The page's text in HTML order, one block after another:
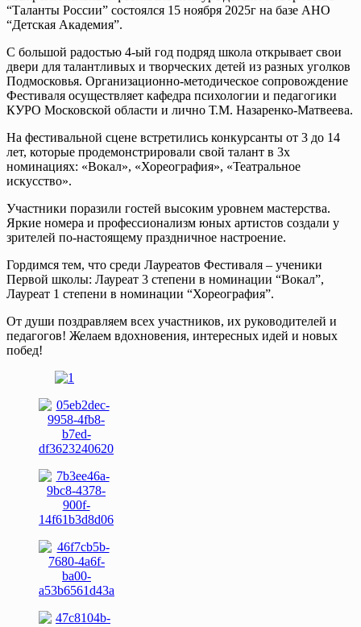
“Таланты России” состоялся 15 ноября 2025г на базе АНО
“Детская Академия”.
С большой радостью 4-ый год подряд школа открывает свои
двери для талантливых и творческих детей из разных уголков
Подмосковья. Организационно-методическое сопровождение
Фестиваля осуществляет кафедра психологии и педагогики
КУРО Московской области и лично Т.М. Назаренко-Матвеева.
На фестивальной сцене встретились конкурсанты от 3 до 14
лет, которые продемонстрировали свой талант в 3х
номинациях: «Вокал», «Хореография», «Театральное
искусство».
Участники поразили гостей высоким уровнем мастерства.
Яркие номера и профессионализм юных артистов создали у
зрителей по-настоящему праздничное настроение.
Гордимся тем, что среди Лауреатов Фестиваля – ученики
Первой школы: Лауреат 3 степени в номинации “Вокал”,
Лауреат 1 степени в номинации “Хореография”.
От души поздравляем всех участников, их руководителей и
педагогов! Желаем вдохновения, интересных идей и новых
побед!